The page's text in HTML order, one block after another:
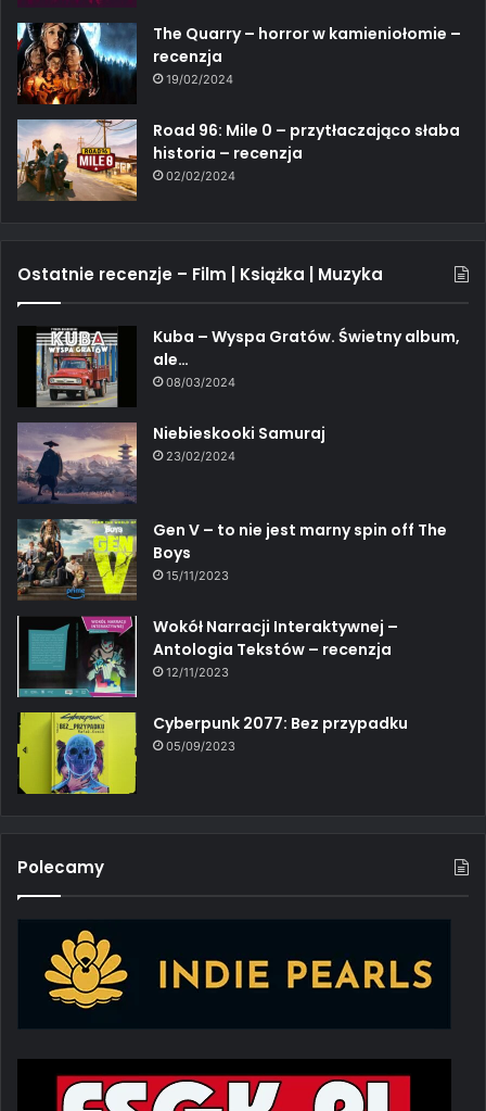
The Quarry – horror w kamieniołomie –
recenzja
19/02/2024
Road 96: Mile 0 – przytłaczająco słaba
historia – recenzja
02/02/2024
Ostatnie recenzje – Film | Książka | Muzyka
Kuba – Wyspa Gratów. Świetny album,
ale…
08/03/2024
Niebieskooki Samuraj
23/02/2024
Gen V – to nie jest marny spin off The
Boys
15/11/2023
Wokół Narracji Interaktywnej –
Antologia Tekstów – recenzja
12/11/2023
Cyberpunk 2077: Bez przypadku
05/09/2023
Polecamy